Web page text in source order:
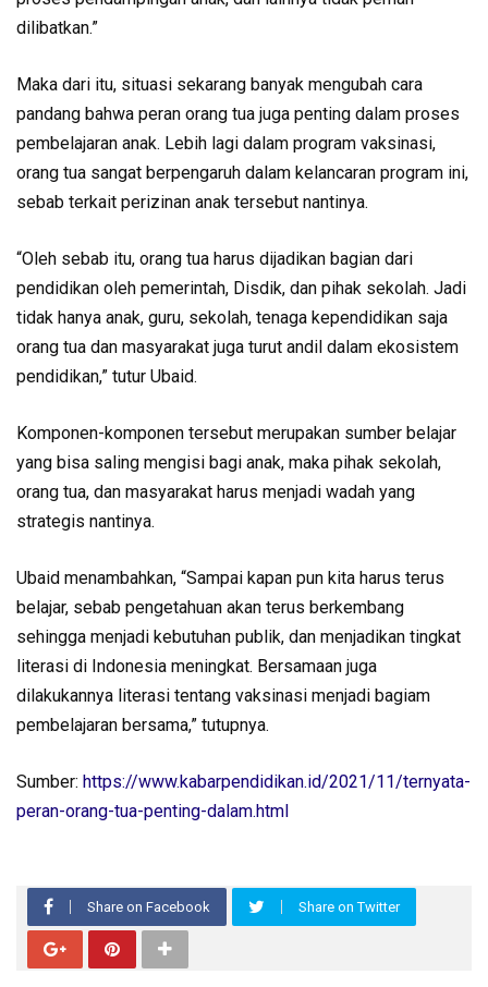
dilibatkan.”
Maka dari itu, situasi sekarang banyak mengubah cara
pandang bahwa peran orang tua juga penting dalam proses
pembelajaran anak. Lebih lagi dalam program vaksinasi,
orang tua sangat berpengaruh dalam kelancaran program ini,
sebab terkait perizinan anak tersebut nantinya.
“Oleh sebab itu, orang tua harus dijadikan bagian dari
pendidikan oleh pemerintah, Disdik, dan pihak sekolah. Jadi
tidak hanya anak, guru, sekolah, tenaga kependidikan saja
orang tua dan masyarakat juga turut andil dalam ekosistem
pendidikan,” tutur Ubaid.
Komponen-komponen tersebut merupakan sumber belajar
yang bisa saling mengisi bagi anak, maka pihak sekolah,
orang tua, dan masyarakat harus menjadi wadah yang
strategis nantinya.
Ubaid menambahkan, “Sampai kapan pun kita harus terus
belajar, sebab pengetahuan akan terus berkembang
sehingga menjadi kebutuhan publik, dan menjadikan tingkat
literasi di Indonesia meningkat. Bersamaan juga
dilakukannya literasi tentang vaksinasi menjadi bagiam
pembelajaran bersama,” tutupnya.
Sumber: https://www.kabarpendidikan.id/2021/11/ternyata-
peran-orang-tua-penting-dalam.html
Share on Facebook Share on Twitter